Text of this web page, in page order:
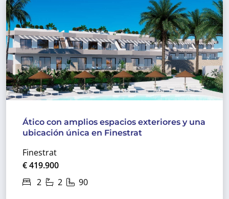
Ático con amplios espacios exteriores y una
ubicación única en Finestrat
Finestrat
€ 419.900
2
2 90